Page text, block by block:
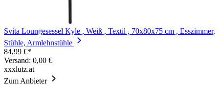
Svita Loungesessel Kyle , Weiß , Textil , 70x80x75 cm , Esszimmer,
Stühle, Armlehnstühle
84,99 €*
Versand: 0,00 €
xxxlutz.at
Zum Anbieter